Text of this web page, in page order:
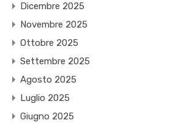
Dicembre 2025
Novembre 2025
Ottobre 2025
Settembre 2025
Agosto 2025
Luglio 2025
Giugno 2025